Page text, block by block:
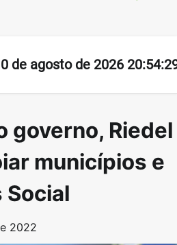
de agosto de 2026
governo, Riedel
municípios e
Social
2022